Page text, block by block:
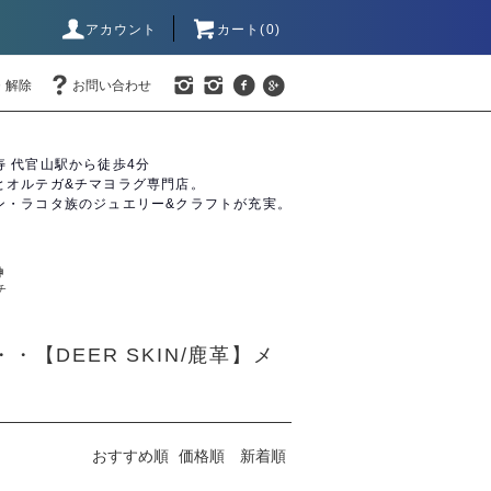
アカウント カート(0)
解除 お問い合わせ
代官山駅から徒歩4分
ルテガ&チマヨラグ専門店。
ラコタ族のジュエリー&クラフトが充実。
・【DEER SKIN/鹿革】メ
おすすめ順 価格順 新着順